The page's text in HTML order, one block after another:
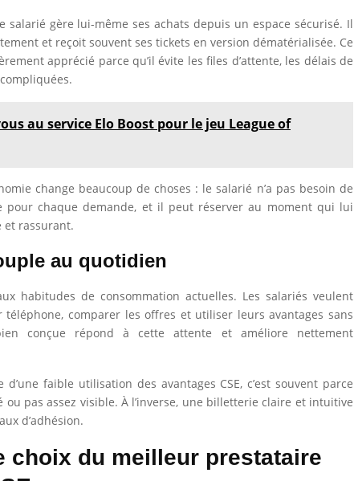
salarié gère lui-même ses achats depuis un espace sécurisé. Il
et reçoit souvent ses tickets en version dématérialisée. Ce
apprécié parce qu’il évite les files d’attente, les délais de
au service Elo Boost pour le jeu League of
change beaucoup de choses : le salarié n’a pas besoin de
pour chaque demande, et il peut réserver au moment qui lui
et rassurant.
au quotidien
habitudes de consommation actuelles. Les salariés veulent
comparer les offres et utiliser leurs avantages sans
conçue répond à cette attente et améliore nettement
faible utilisation des avantages CSE, c’est souvent parce
pas assez visible. À l’inverse, une billetterie claire et intuitive
d’adhésion.
choix du meilleur prestataire